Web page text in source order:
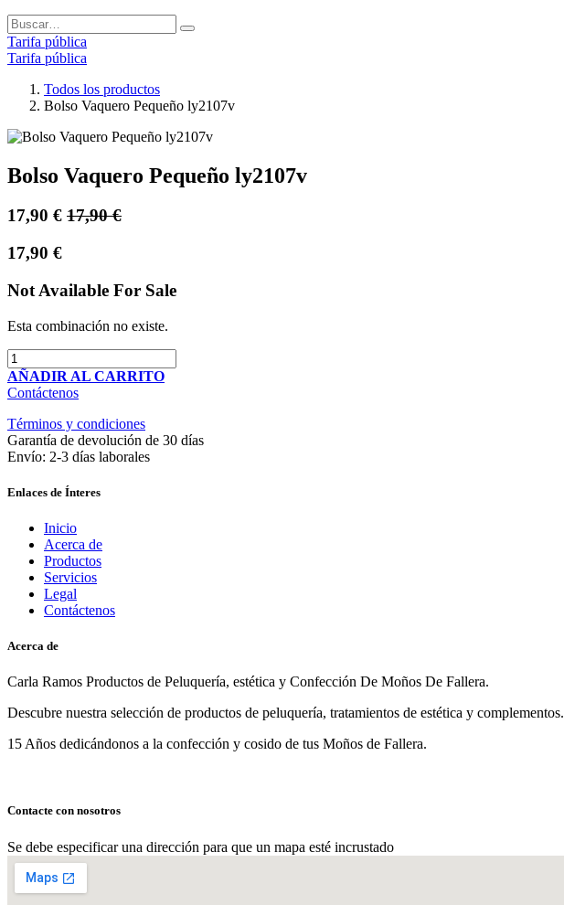
Tarifa pública
Tarifa pública
Todos los productos
Bolso Vaquero Pequeño ly2107v
Bolso Vaquero Pequeño ly2107v
17,90 € 17,90€
17,90 €
Not Available For Sale
Esta combinación no existe.
AÑADIR AL CARRITO
Contáctenos
Términos y condiciones
Garantía de devolución de 30 días
Envío: 2-3 días laborales
Enlaces de Ínteres
Inicio
Acerca de
Productos
Servicios
Legal
Contáctenos
Acerca de
Carla Ramos Productos de Peluquería, estética y Confección De Moños De Fallera.
Descubre nuestra selección de productos de peluquería, tratamientos de estética y complementos.
15 Años dedicándonos a la confección y cosido de tus Moños de Fallera.
Contacte con nosotros
Se debe especificar una dirección para que un mapa esté incrustado